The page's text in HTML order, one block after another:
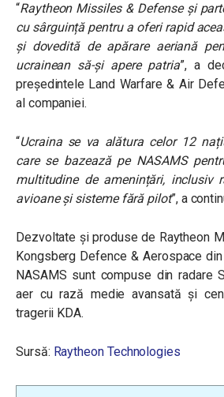
“Raytheon Missiles & Defense și
cu sârguință pentru a oferi rapid
și dovedită de apărare aeriană
ucrainean să-și apere patria”, a
președintele Land Warfare & Air
al companiei.
“Ucraina se va alătura celor 12
care se bazează pe NASAMS
multitudine de amenințări, inclusiv
avioane și sisteme fără pilot”, a
Dezvoltate și produse de Raytheon
Kongsberg Defence & Aerospace
NASAMS sunt compuse din radare
aer cu rază medie avansată și
tragerii KDA.
Sursă: Raytheon Technologies